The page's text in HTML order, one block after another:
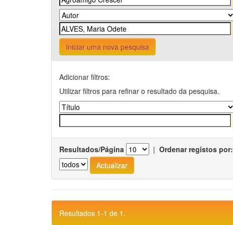
Iniciar uma nova pesquisa
Adicionar filtros:
Utilizar filtros para refinar o resultado da pesquisa.
Resultados/Página | Ordenar registos por:
Resultados 1-1 de 1.